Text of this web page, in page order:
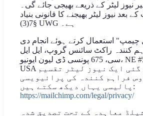
نیوز لیٹر کے ذریعے بھیجی جائے گی۔
نیوز لیٹر بھیجنے کا قانونی بنیاد
§7(3) UWG ہے۔
استعمال کرتے ہوئے انجام دی
کنندہ راکٹ سائنس گروپ، ایل ایل
سی، 675 پونسی ڈی لیون ایونیو، NE #5000، اٹلانٹا، GA 30308،
USA کی جانب سے فراہم کی گئی ایک نیوز لیٹر تقسیم
فراہم کنندہ کی پرائیویسی
پالیسی یہاں دیکھ سکتے ہیں:
https://mailchimp.com/legal/privacy/
معاہدہ کے تحت تصدیق شدہ